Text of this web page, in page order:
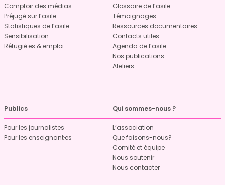
Comptoir des médias
Préjugé sur l’asile
Statistiques de l’asile
Sensibilisation
Réfugié·es & emploi
Glossaire de l’asile
Témoignages
Ressources documentaires
Contacts utiles
Agenda de l’asile
Nos publications
Ateliers
Publics
Pour les journalistes
Pour les enseignant·es
Qui sommes-nous ?
L’association
Que faisons-nous?
Comité et équipe
Nous soutenir
Nous contacter